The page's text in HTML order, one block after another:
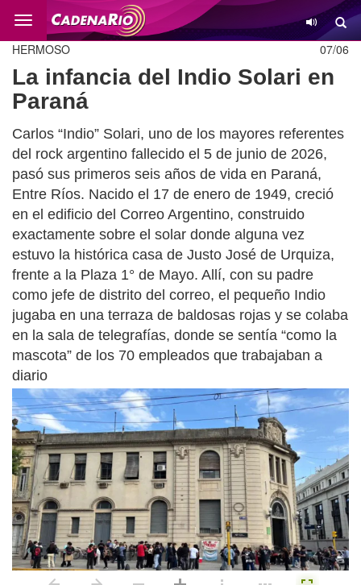
Cambio
07/06
HERMOSO
La infancia del Indio Solari en
Paraná
Carlos “Indio” Solari, uno de los mayores referentes
del rock argentino fallecido el 5 de junio de 2026,
pasó sus primeros seis años de vida en Paraná,
Entre Ríos. Nacido el 17 de enero de 1949, creció
en el edificio del Correo Argentino, construido
exactamente sobre el solar donde alguna vez
estuvo la histórica casa de Justo José de Urquiza,
frente a la Plaza 1° de Mayo. Allí, con su padre
como jefe de distrito del correo, el pequeño Indio
jugaba en una terraza de baldosas rojas y se colaba
en la sala de telegrafías, donde se sentía “como la
mascota” de los 70 empleados que trabajaban a
diario